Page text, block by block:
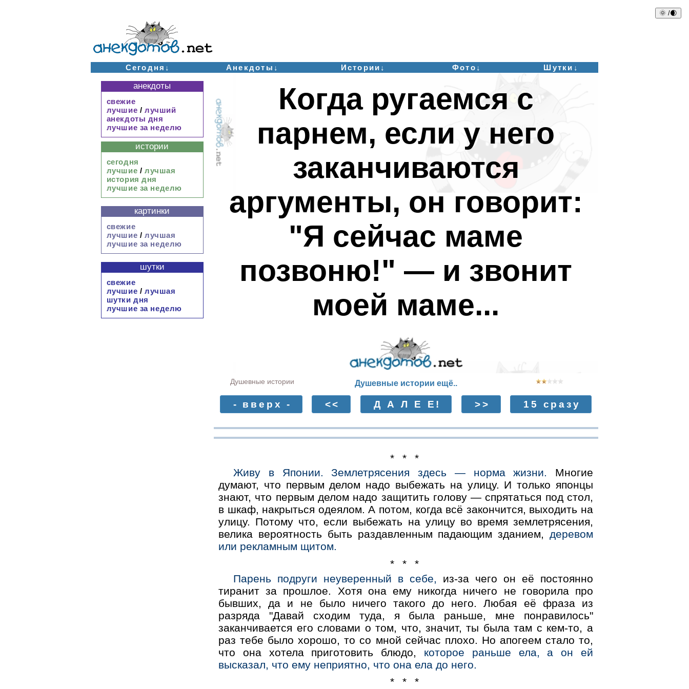
🌞 /🌒
Сегодня↓ Анекдоты↓ Истории↓ Фото↓ Шутки↓
Когда ругаемся с
парнем, если у него
заканчиваются
аргументы, он говорит:
"Я сейчас маме
позвоню!" — и звонит
моей маме...
Душевные истории Душевные истории ещё..
- вверх - << Д А Л Е Е! >> 15 сразу
* * *
Живу в Японии. Землетрясения здесь — норма жизни. Многие
думают, что первым делом надо выбежать на улицу. И только японцы
знают, что первым делом надо защитить голову — спрятаться под стол,
в шкаф, накрыться одеялом. А потом, когда всё закончится, выходить на
улицу. Потому что, если выбежать на улицу во время землетрясения,
велика вероятность быть раздавленным падающим зданием, деревом
или рекламным щитом.
* * *
Парень подруги неуверенный в себе, из-за чего он её постоянно
тиранит за прошлое. Хотя она ему никогда ничего не говорила про
бывших, да и не было ничего такого до него. Любая её фраза из
разряда "Давай сходим туда, я была раньше, мне понравилось"
заканчивается его словами о том, что, значит, ты была там с кем-то, а
раз тебе было хорошо, то со мной сейчас плохо. Но апогеем стало то,
что она хотела приготовить блюдо, которое раньше ела, а он ей
высказал, что ему неприятно, что она ела до него.
* * *
анекдоты
свежие
лучшие / лучший
анекдоты дня
лучшие за неделю
истории
сегодня
лучшие / лучшая
история дня
лучшие за неделю
картинки
свежие
лучшие / лучшая
лучшие за неделю
шутки
свежие
лучшие / лучшая
шутки дня
лучшие за неделю